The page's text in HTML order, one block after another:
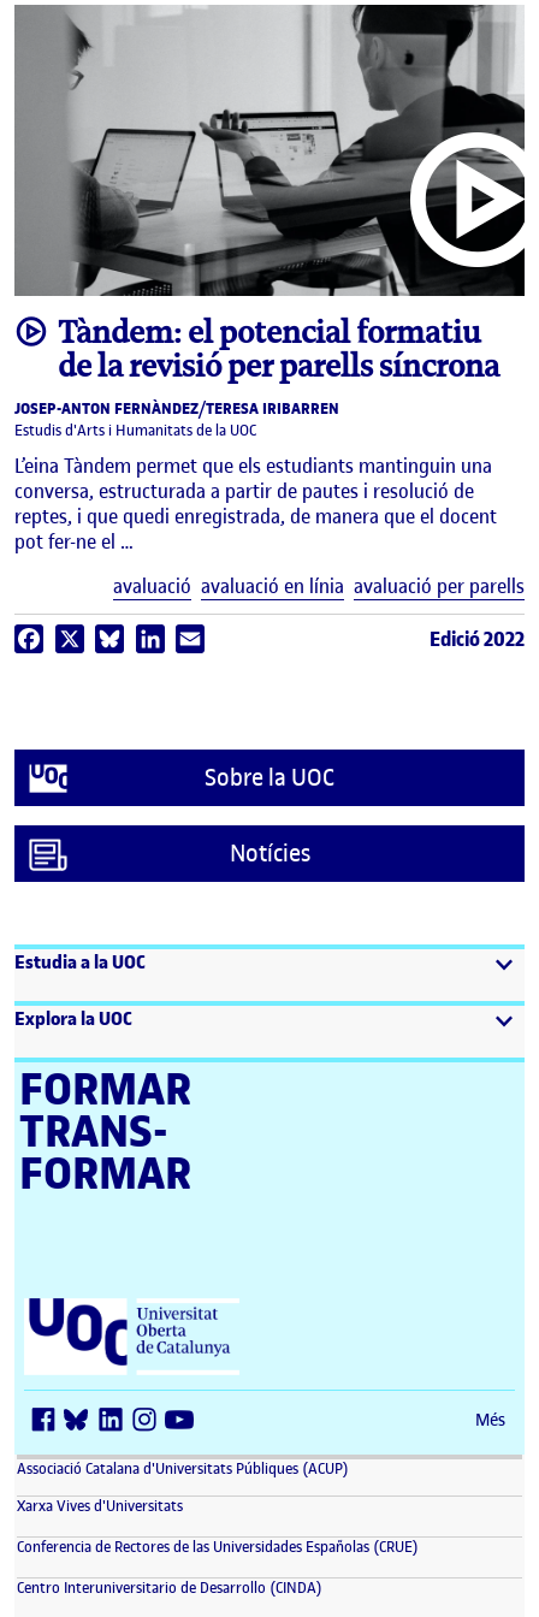
videoTàndem: el potencial formatiu
de la revisió per parells síncrona
JOSEP-ANTON FERNÀNDEZ/TERESA IRIBARREN
Estudis d'Arts i Humanitats de la UOC
L’eina Tàndem permet que els estudiants mantinguin una
conversa, estructurada a partir de pautes i resolució de
reptes, i que quedi enregistrada, de manera que el docent
pot fer-ne el …
avaluació avaluació en línia avaluació per parells
Facebook BlueskyLinkedIn Edició 2022
Sobre la UOC
Notícies
Estudia a la UOC
Explora la UOC
FORMAR
TRANS­
FORMAR
Universitat Oberta de Catalunya (UOC)
Més
Associació Catalana d'Universitats Públiques (ACUP)
Xarxa Vives d'Universitats(s'obre en una finestra nova)
Conferencia de Rectores de las Universidades Españolas (CRUE)
Centro Interuniversitario de Desarrollo (CINDA)